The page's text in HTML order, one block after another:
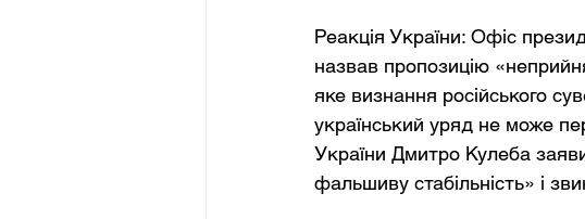
Реакція України: Офіс
назвав пропозицію
яке визнання російського
український уряд не може
України Дмитро Кулеба
фальшиву стабільність» і